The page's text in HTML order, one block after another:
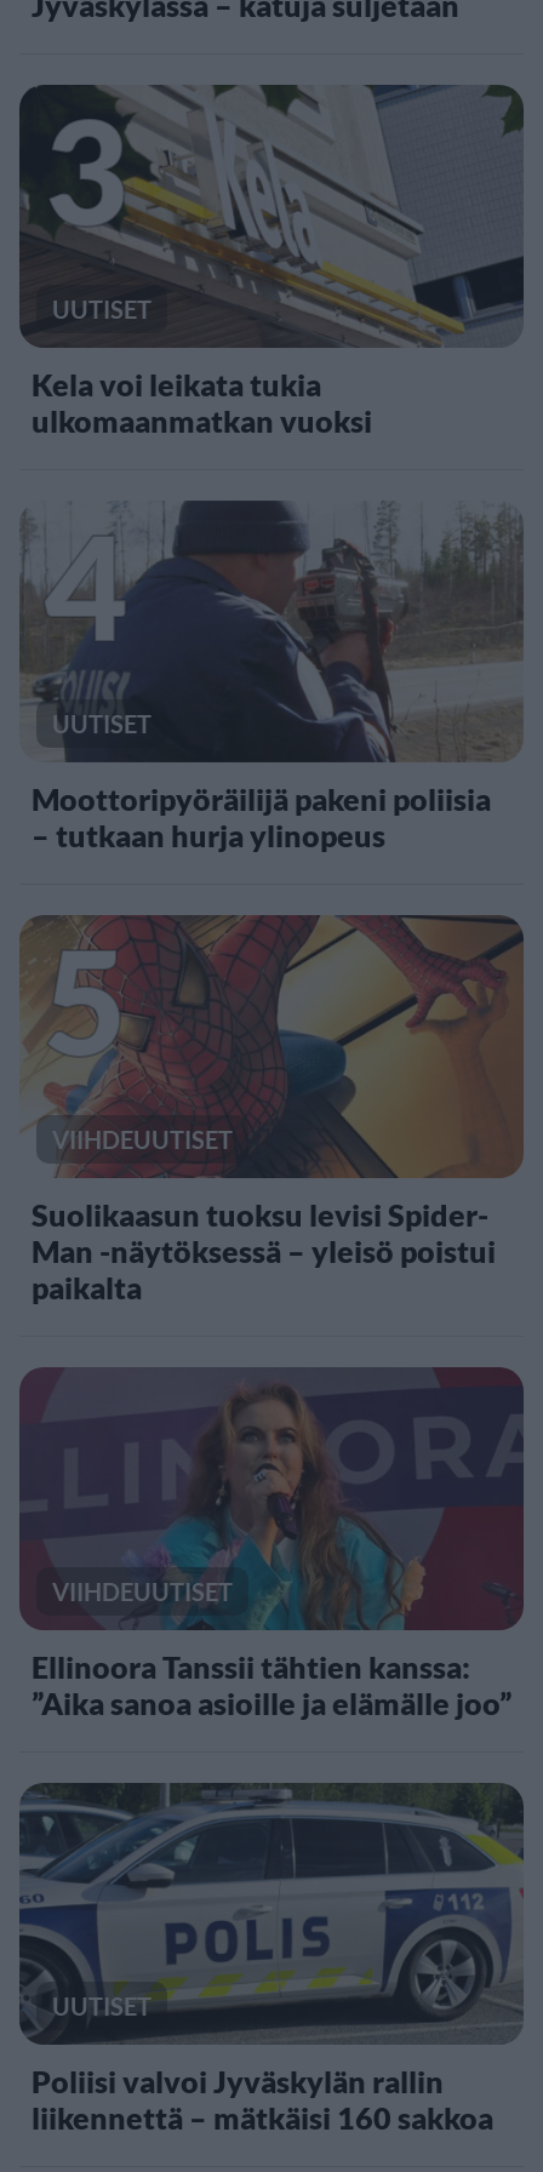
3
UUTISET
Kela voi leikata tukia
ulkomaanmatkan vuoksi
4
UUTISET
Moottoripyöräilijä pakeni poliisia
– tutkaan hurja ylinopeus
5
VIIHDEUUTISET
Suolikaasun tuoksu levisi Spider-
Man -näytöksessä – yleisö poistui
paikalta
VIIHDEUUTISET
Ellinoora Tanssii tähtien kanssa:
”Aika sanoa asioille ja elämälle joo”
UUTISET
Poliisi valvoi Jyväskylän rallin
liikennettä – mätkäisi 160 sakkoa